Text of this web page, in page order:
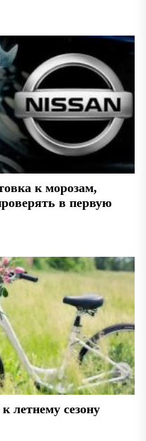
к морозам,
в первую
летнему сезону